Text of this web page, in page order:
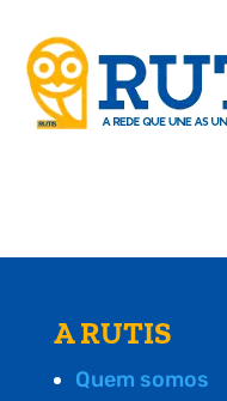
A RUTIS
Quem somos